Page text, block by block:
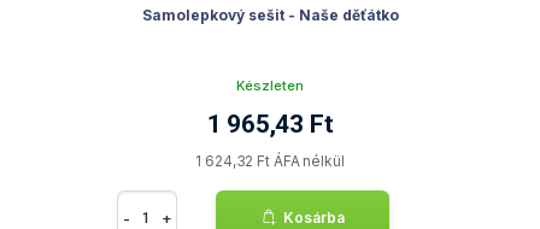
Samolepkový sešit - Naše děťátko
Készleten
1 965,43 Ft
1 624,32 Ft ÁFA nélkül
- + Kosárba